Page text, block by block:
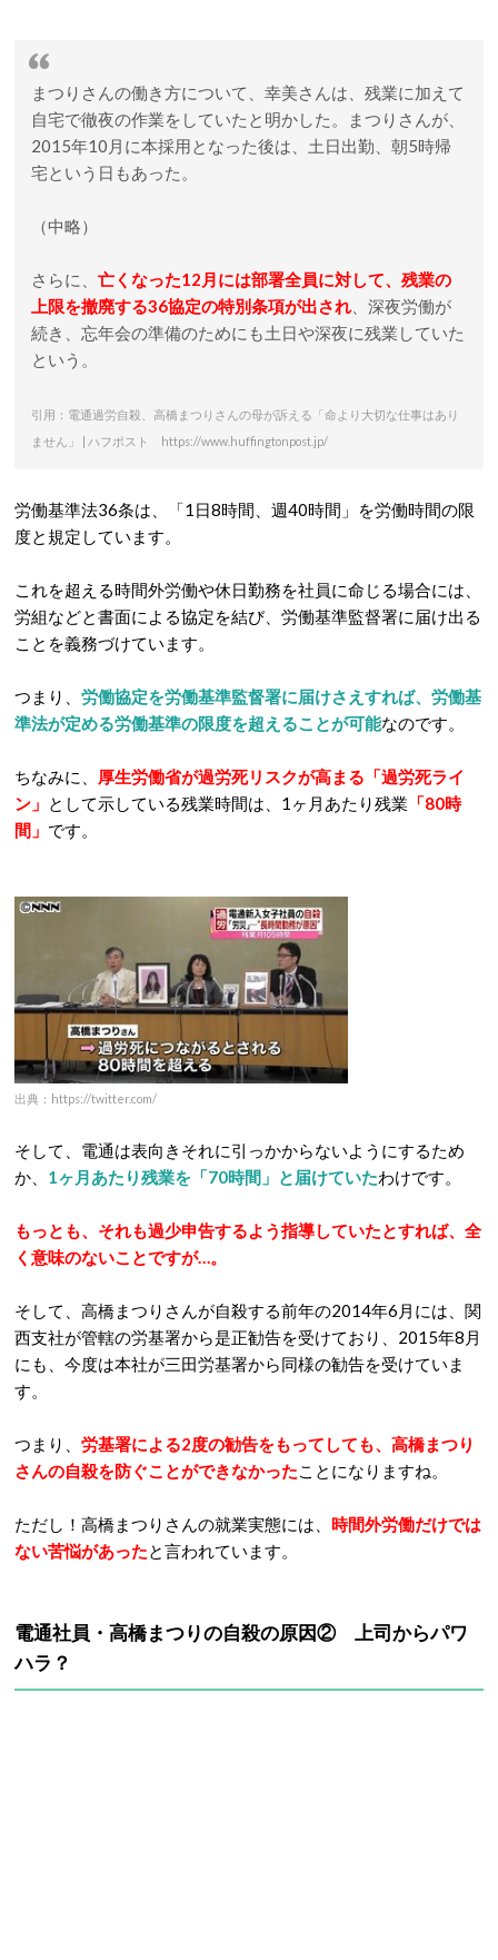
まつりさんの働き方について、幸美さんは、残業に加えて
自宅で徹夜の作業をしていたと明かした。まつりさんが、
2015年10月に本採用となった後は、土日出勤、朝5時帰
宅という日もあった。
（中略）
さらに、 亡くなった12月には部署全員に対して、残業の
上限を撤廃する36協定の特別条項が出され、深夜労働が
続き、忘年会の準備のためにも土日や深夜に残業していた
という。
引用：電通過労自殺、高橋まつりさんの母が訴える「命より大切な仕事はあり
ません」 | ハフポスト https://www.huffingtonpost.jp/
労働基準法36条は、「1日8時間、週40時間」を労働時間の限
度と規定しています。
これを超える時間外労働や休日勤務を社員に命じる場合には、
労組などと書面による協定を結び、労働基準監督署に届け出る
ことを義務づけています。
つまり、 労働協定を労働基準監督署に届けさえすれば、労働基
準法が定める労働基準の限度を超えることが可能なのです。
ちなみに、 厚生労働省が過労死リスクが高まる「過労死ライ
ン」 として示している残業時間は、1ヶ月あたり残業 「80時
間」 です。
出典：https://twitter.com/
そして、電通は表向きそれに引っかからないようにするため
か、 1ヶ月あたり残業を「70時間」と届けていたわけです。
もっとも、それも過少申告するよう指導していたとすれば、全
く意味のないことですが…。
そして、高橋まつりさんが自殺する前年の2014年6月には、関
西支社が管轄の労基署から是正勧告を受けており、2015年8月
にも、今度は本社が三田労基署から同様の勧告を受けていま
す。
つまり、 労基署による2度の勧告をもってしても、高橋まつり
さんの自殺を防ぐことができなかったことになりますね。
ただし！高橋まつりさんの就業実態には、 時間外労働だけでは
ない苦悩があったと言われています。
電通社員・高橋まつりの自殺の原因② 上司からパワ
ハラ？